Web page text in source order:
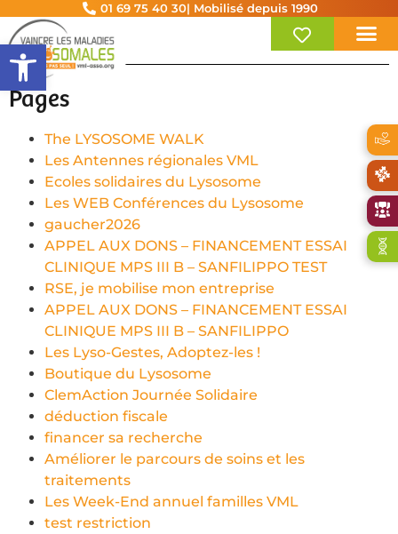
Ouvrir la barre d’outils
01 69 75 40 30| Mobilisé depuis 1990
Pages
The LYSOSOME WALK
Les Antennes régionales VML
Ecoles solidaires du Lysosome
Les WEB Conférences du Lysosome
gaucher2026
APPEL AUX DONS – FINANCEMENT ESSAI
CLINIQUE MPS III B – SANFILIPPO TEST
RSE, je mobilise mon entreprise
APPEL AUX DONS – FINANCEMENT ESSAI
CLINIQUE MPS III B – SANFILIPPO
Les Lyso-Gestes, Adoptez-les !
Boutique du Lysosome
ClemAction Journée Solidaire
déduction fiscale
financer sa recherche
Améliorer le parcours de soins et les
traitements
Les Week-End annuel familles VML
test restriction